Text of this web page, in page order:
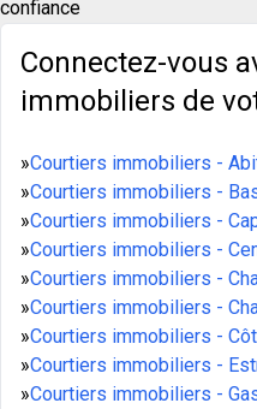
confiance
Connectez-vous
immobiliers de
»Courtiers immobiliers -
»Courtiers immobiliers -
»Courtiers immobiliers -
»Courtiers immobiliers -
»Courtiers immobiliers -
»Courtiers immobiliers -
»Courtiers immobiliers -
»Courtiers immobiliers -
»Courtiers immobiliers -